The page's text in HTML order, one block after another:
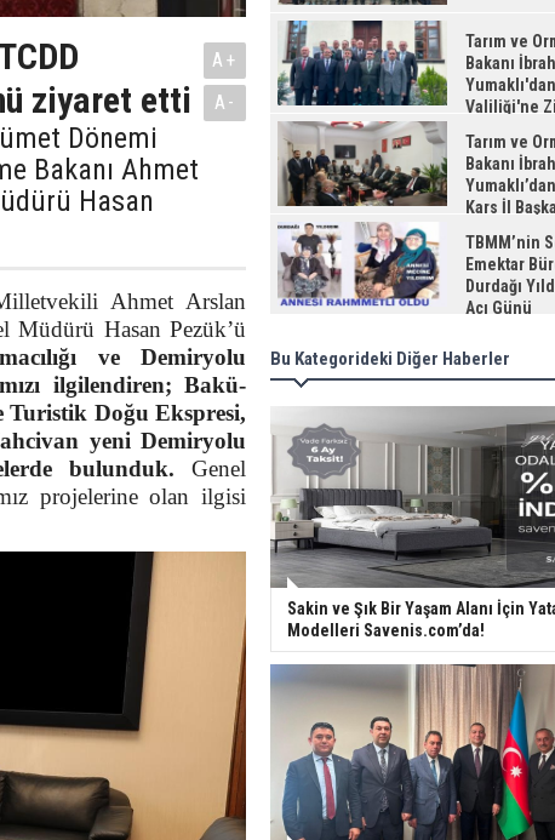
ziyaret etti
Dönemi
Bakanı Ahmet
Hasan
A+
A-
Ahmet Arslan
Müdürü Hasan Pezük’ü
ve Demiryolu
ilgilendiren; Bakü-
Doğu Ekspresi,
yeni Demiryolu
bulunduk. Genel
projelerine olan ilgisi
Tarım ve
Bakanı
Valiliği'ne
Tarım ve
Bakanı
Kars İl
Ziyaret
TBMM’nin
Emektar
Durdağı
Acı Günü
Bu Kategorideki Diğer Haberler
Sakin ve Şık Bir Yaşam Alanı İçin
Modelleri Savenis.com’da!